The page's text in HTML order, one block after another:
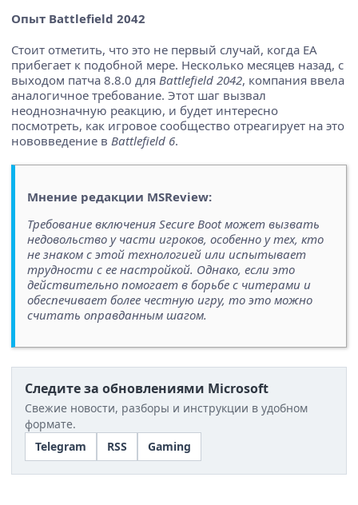
Опыт Battlefield 2042
Стоит отметить, что это не первый случай, когда EA
прибегает к подобной мере. Несколько месяцев назад, с
выходом патча 8.8.0 для Battlefield 2042, компания ввела
аналогичное требование. Этот шаг вызвал
неоднозначную реакцию, и будет интересно
посмотреть, как игровое сообщество отреагирует на это
нововведение в Battlefield 6.
Мнение редакции MSReview:
Требование включения Secure Boot может вызвать
недовольство у части игроков, особенно у тех, кто
не знаком с этой технологией или испытывает
трудности с ее настройкой. Однако, если это
действительно помогает в борьбе с читерами и
обеспечивает более честную игру, то это можно
считать оправданным шагом.
Следите за обновлениями Microsoft
Свежие новости, разборы и инструкции в удобном
формате.
Telegram
RSS Gaming